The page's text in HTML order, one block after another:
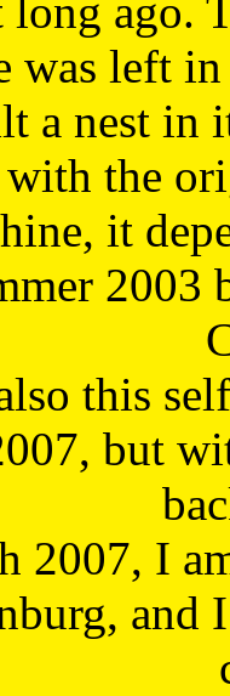
ago.
was left
a nest in
the
it
2003
this
but
2007, I
and